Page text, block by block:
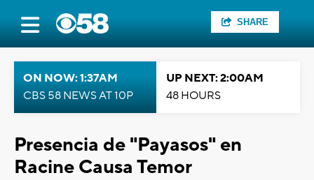
SHARE
ON NOW: 1:37AM
CBS 58 NEWS AT 10P
UP NEXT: 2:00AM
48 HOURS
Presencia de "Payasos" en
Racine Causa Temor